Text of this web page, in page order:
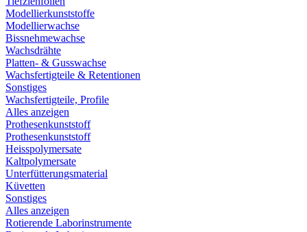
Modellierkunststoffe
Modellierwachse
Bissnehmewachse
Wachsdrähte
Platten- & Gusswachse
Wachsfertigteile & Retentionen
Sonstiges
Wachsfertigteile, Profile
Alles anzeigen
Prothesenkunststoff
Prothesenkunststoff
Heisspolymersate
Kaltpolymersate
Unterfütterungsmaterial
Küvetten
Sonstiges
Alles anzeigen
Rotierende Laborinstrumente